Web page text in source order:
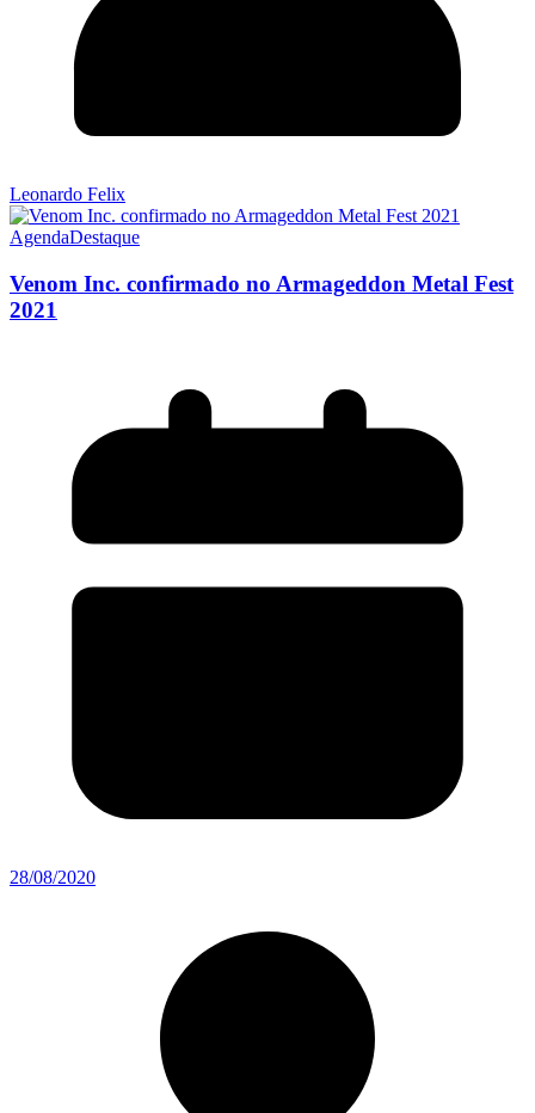
Leonardo Felix
AgendaDestaque
Venom Inc. confirmado no Armageddon Metal Fest
2021
28/08/2020